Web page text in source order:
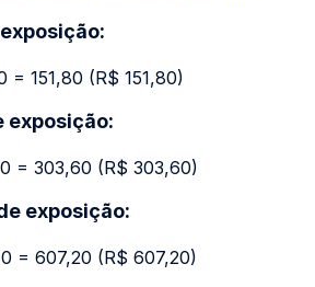
= 151,80 (R$ 151,80)
exposição:
= 303,60 (R$ 303,60)
exposição:
= 607,20 (R$ 607,20)